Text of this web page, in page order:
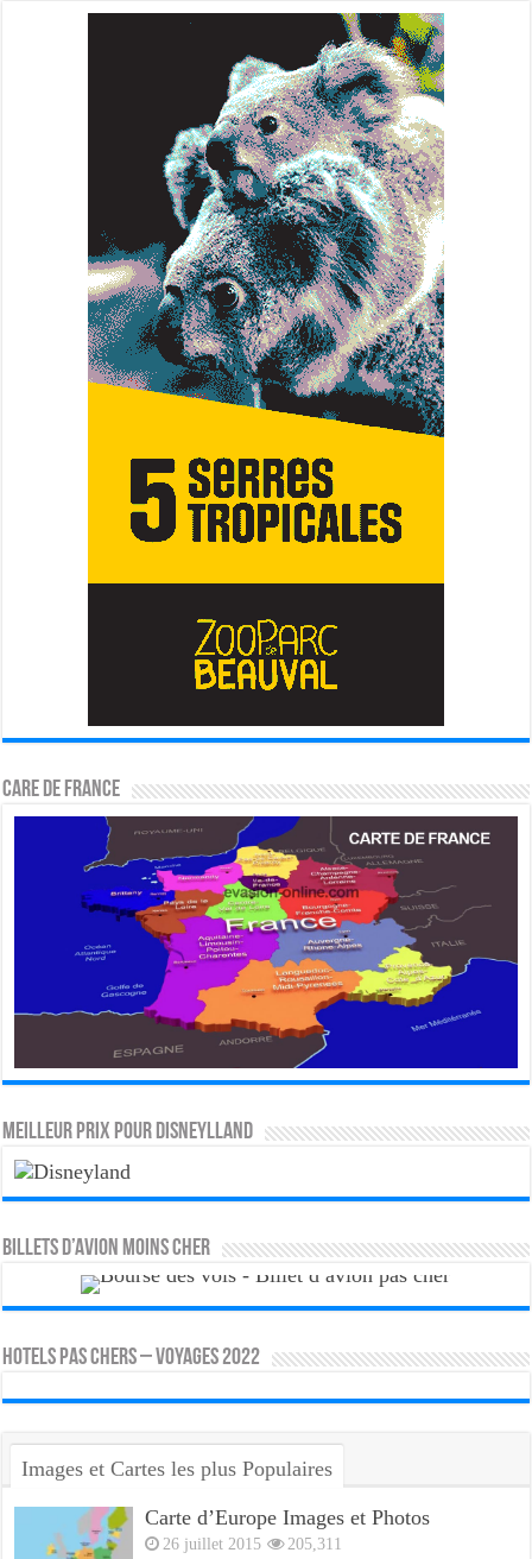
CARE DE FRANCE
MEILLEUR PRIX POUR DISNEYLLAND
Billets d’avion moins cher
HOTELS PAS CHERS – VOYAGES 2022
Images et Cartes les plus Populaires
Carte d’Europe Images et Photos
26 juillet 2015 205,311